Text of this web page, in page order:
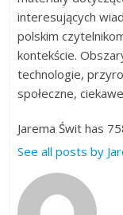
interesujących
polskim
kontekście.
technologie,
społeczne,
Jarema Świt has
See all posts by